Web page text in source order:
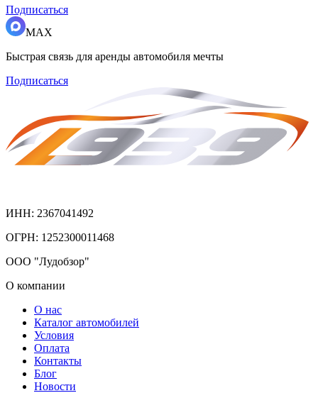
Подписаться
MAX
Быстрая связь для аренды автомобиля мечты
Подписаться
ИНН: 2367041492
ОГРН: 1252300011468
ООО "Лудобзор"
О компании
О нас
Каталог автомобилей
Условия
Оплата
Контакты
Блог
Новости